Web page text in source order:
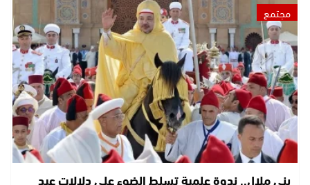
مجتمع
بني ملال.. ندوة علمية تسلط الضوء على دلالات عيد